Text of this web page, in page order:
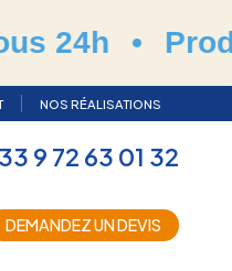
• Production
NOS RÉALISATIONS
9 72 63 01 32
DEMANDEZ UN DEVIS